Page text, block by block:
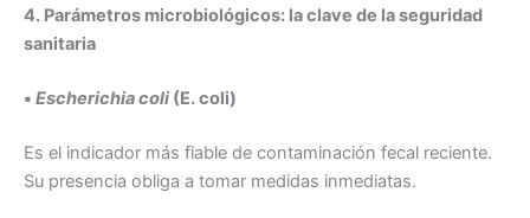
4. Parámetros microbiológicos: la clave de la seguridad
sanitaria
▪ Escherichia coli (E. coli)
Es el indicador más fiable de contaminación fecal reciente.
Su presencia obliga a tomar medidas inmediatas.